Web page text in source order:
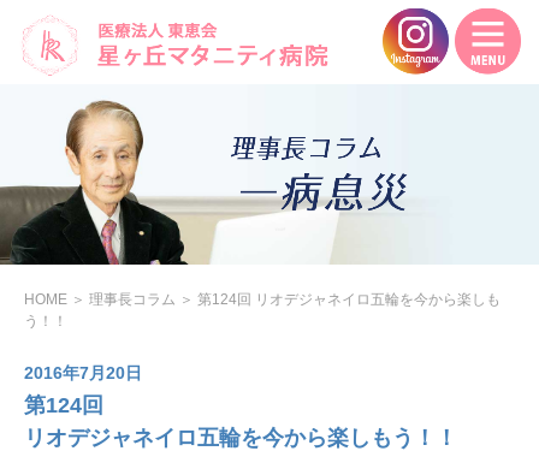
HOME ＞ 理事長コラム ＞ 第124回 リオデジャネイロ五輪を今から楽しも
う！！
2016年7月20日
第124回
リオデジャネイロ五輪を今から楽しもう！！